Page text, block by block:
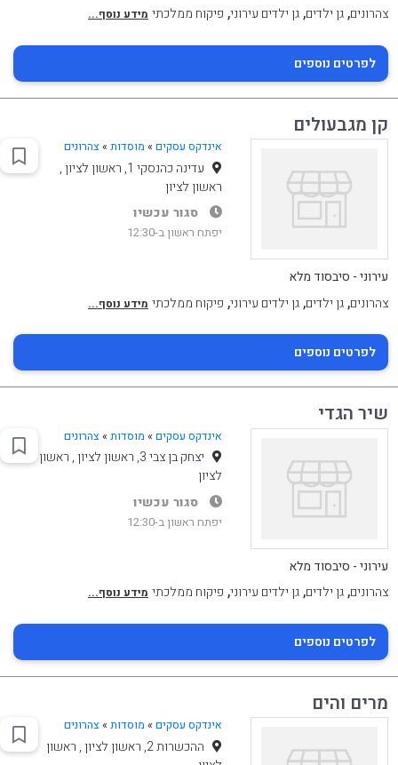
צהרונים,גן ילדים,גן ילדים עירוני, פיקוח ממלכתי מידע נוסף...
לפרטים נוספים
קן מגבעולים
אינדקס עסקים » מוסדות» צהרונים
עדינה כהנסקי 1, ראשון לציון ,
ראשון לציון
סגור עכשיו
יפתח ראשון ב-12:30
עירוני - סיבסוד מלא
צהרונים,גן ילדים,גן ילדים עירוני, פיקוח ממלכתי מידע נוסף...
לפרטים נוספים
שיר הגדי
אינדקס עסקים » מוסדות» צהרונים
יצחק בן צבי 3, ראשון לציון , ראשון
לציון
סגור עכשיו
יפתח ראשון ב-12:30
עירוני - סיבסוד מלא
צהרונים,גן ילדים,גן ילדים עירוני, פיקוח ממלכתי מידע נוסף...
לפרטים נוספים
מרים והים
אינדקס עסקים » מוסדות» צהרונים
ההכשרות 2, ראשון לציון , ראשון